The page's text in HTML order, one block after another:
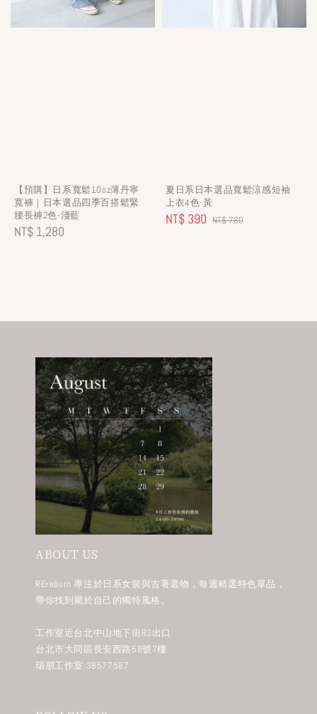
【預購】日系寬鬆10oz薄丹寧
寬褲｜日本選品四季百搭鬆緊
腰長褲2色-淺藍
Regular
NT$ 1,280
夏日系日本選品寬鬆涼感短袖
上衣4色-黃
Sale
NT$ 390 Regular
NT$ 780
ABOUT US
REreburn 專注於日系女裝與古著選物，每週精選特色單品，
帶你找到屬於自己的獨特風格。
工作室近台北中山地下街R3出口
台北市大同區長安西路58號7樓
瑞朋工作室 38577587